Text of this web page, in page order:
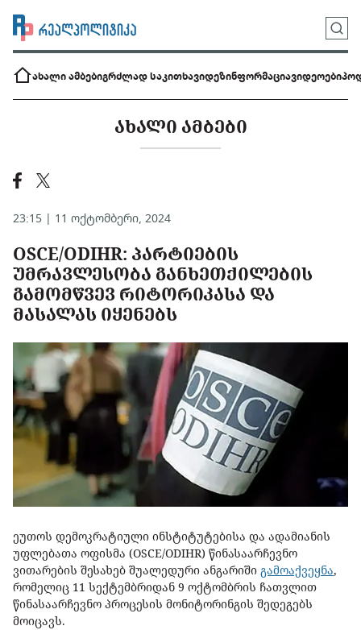
ახალი ამბებიგრძლად საკითხავიდეზინფორმაციავიდეოები
ᲐᲮᲐᲚᲘ ᲐᲛᲑᲔᲑᲘ
23:15 | 11 ოქტომბერი, 2024
OSCE/ODIHR: ᲞᲐᲠᲢᲘᲔᲑᲘᲡ
ᲣᲛᲠᲐᲕᲚᲔᲡᲝᲑᲐ ᲒᲐᲜᲮᲔᲗᲥᲘᲚᲔᲑᲘᲡ
ᲒᲐᲛᲝᲛᲬᲕᲔᲕ ᲠᲘᲢᲝᲠᲘᲙᲐᲡᲐ ᲓᲐ
ᲛᲐᲡᲐᲚᲐᲡ ᲘᲧᲔᲜᲔᲑᲡ
ეუთოს დემოკრატიული ინსტიტუტებისა და ადამიანის
უფლებათა ოფისმა (OSCE/ODIHR) წინასაარჩევნო
ვითარების შესახებ შუალედური ანგარიში გამოაქვეყნა,
რომელიც 11 სექტემბრიდან 9 ოქტომბრის ჩათვლით
წინასაარჩევნო პროცესის მონიტორინგის შედეგებს
მოიცავს.